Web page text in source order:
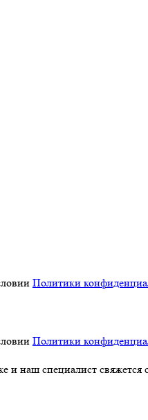
Политики
Политики
и наш специалист